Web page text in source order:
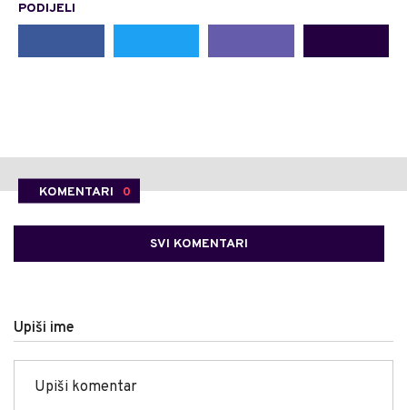
PODIJELI
KOMENTARI 0
SVI KOMENTARI
Upiši ime